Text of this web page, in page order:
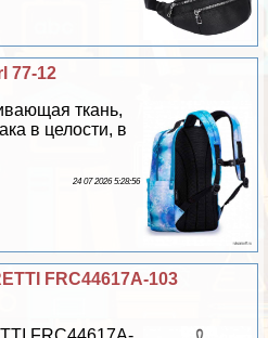
77-12
ткань,
в целости, в
24 07 2026 5:28:56
FRC44617A-103